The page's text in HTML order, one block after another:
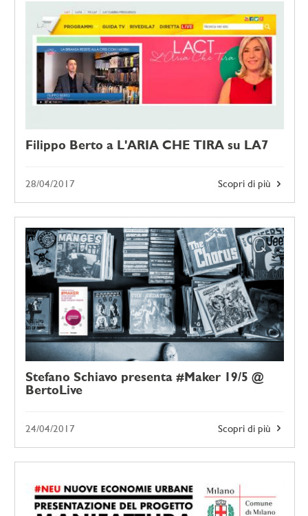
Filippo Berto a L'ARIA CHE TIRA su LA7
Scopri di più
28/04/2017
Stefano Schiavo presenta #Maker 19/5 @
BertoLive
Scopri di più
24/04/2017